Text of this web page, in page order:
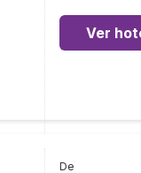
Ver
De